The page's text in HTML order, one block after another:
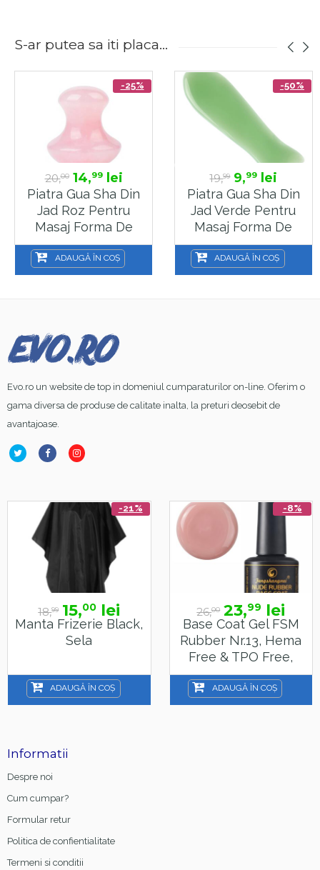
S-ar putea sa iti placa...
-25%
20,00 14,99lei
Piatra Gua Sha Din
Jad Roz Pentru
Masaj Forma De
Ciuperca Sela
ADAUGĂ ÎN COȘ
-50%
19,99 9,99 lei
Piatra Gua Sha Din
Jad Verde Pentru
Masaj Forma De
Peste 11 Cm
ADAUGĂ ÎN COȘ
Evo.ro un website de top in domeniul cumparaturilor on-line. Oferim o
gama diversa de produse de calitate inalta, la preturi deosebit de
avantajoase.
-21%
18,99 15,00 lei
Manta Frizerie Black,
Sela
ADAUGĂ ÎN COȘ
-8%
26,00 23,99 lei
Base Coat Gel FSM
Rubber Nr.13, Hema
Free & TPO Free,
15ml
ADAUGĂ ÎN COȘ
Informatii
Despre noi
Cum cumpar?
Formular retur
Politica de confientialitate
Termeni si conditii